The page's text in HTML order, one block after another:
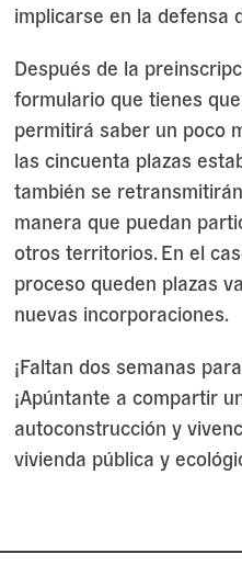
implicarse en la defensa
Después de la
formulario que tienes
permitirá saber un poco
las cincuenta plazas
también se
manera que puedan
otros territorios. En el
proceso queden plazas
nuevas incorporaciones.
¡Faltan dos semanas
¡Apúntante a compartir
autoconstrucción y
vivienda pública y